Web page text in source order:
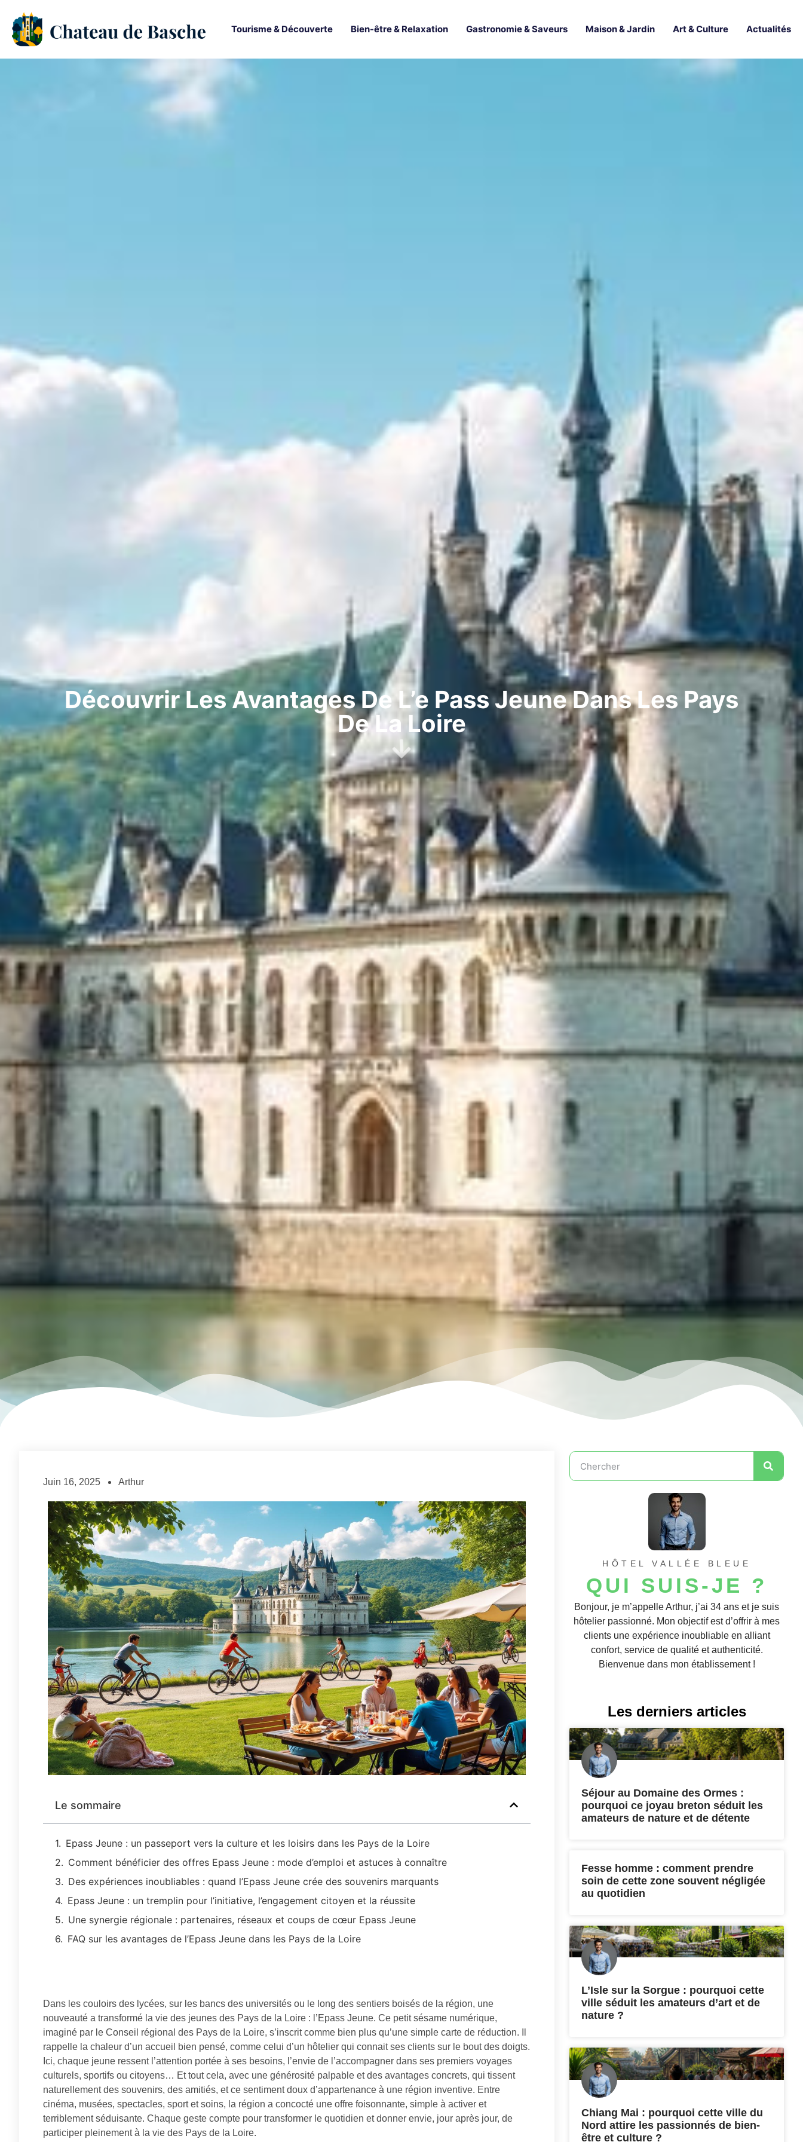
Tourisme & Découverte Bien-être & Relaxation Gastronomie & Saveurs Maison & Jardin Art & Culture Actualités
Découvrir Les Avantages De L’e Pass Jeune Dans Les Pays
De La Loire
Juin 16, 2025 Arthur
Le sommaire
Epass Jeune : un passeport vers la culture et les loisirs dans les Pays de la Loire
Comment bénéficier des offres Epass Jeune : mode d’emploi et astuces à connaître
Des expériences inoubliables : quand l’Epass Jeune crée des souvenirs marquants
Epass Jeune : un tremplin pour l’initiative, l’engagement citoyen et la réussite
Une synergie régionale : partenaires, réseaux et coups de cœur Epass Jeune
FAQ sur les avantages de l’Epass Jeune dans les Pays de la Loire
Dans les couloirs des lycées, sur les bancs des universités ou le long des sentiers boisés de la région, une
nouveauté a transformé la vie des jeunes des Pays de la Loire : l’Epass Jeune. Ce petit sésame numérique,
imaginé par le Conseil régional des Pays de la Loire, s’inscrit comme bien plus qu’une simple carte de réduction. Il
rappelle la chaleur d’un accueil bien pensé, comme celui d’un hôtelier qui connait ses clients sur le bout des doigts.
Ici, chaque jeune ressent l’attention portée à ses besoins, l’envie de l’accompagner dans ses premiers voyages
culturels, sportifs ou citoyens… Et tout cela, avec une générosité palpable et des avantages concrets, qui tissent
naturellement des souvenirs, des amitiés, et ce sentiment doux d’appartenance à une région inventive. Entre
cinéma, musées, spectacles, sport et soins, la région a concocté une offre foisonnante, simple à activer et
terriblement séduisante. Chaque geste compte pour transformer le quotidien et donner envie, jour après jour, de
participer pleinement à la vie des Pays de la Loire.
HÔTEL VALLÉE BLEUE
QUI SUIS-JE ?
Bonjour, je m’appelle Arthur, j’ai 34 ans et je suis
hôtelier passionné. Mon objectif est d’offrir à mes
clients une expérience inoubliable en alliant
confort, service de qualité et authenticité.
Bienvenue dans mon établissement !
Les derniers articles
Séjour au Domaine des Ormes :
pourquoi ce joyau breton séduit les
amateurs de nature et de détente
Fesse homme : comment prendre
soin de cette zone souvent négligée
au quotidien
L’Isle sur la Sorgue : pourquoi cette
ville séduit les amateurs d’art et de
nature ?
Chiang Mai : pourquoi cette ville du
Nord attire les passionnés de bien-
être et culture ?